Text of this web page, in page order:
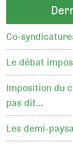
Co-
Le débat
Imposition du
pas dit…
Les demi-